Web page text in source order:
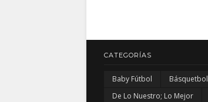
CATEGORÍAS
Baby Fútbol Básquetbol
De Lo Nuestro; Lo Mejor